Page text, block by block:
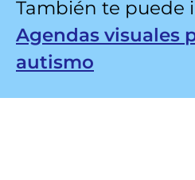
También te puede
Agendas visuales
autismo